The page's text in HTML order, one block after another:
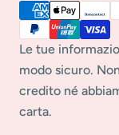
pagamento
Le tue
modo sicuro.
credito né
carta.